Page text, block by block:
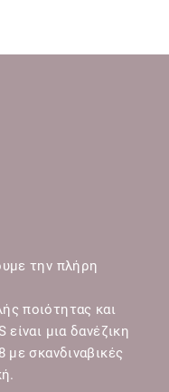
την πλήρη
ποιότητας και
μια δανέζικη
με σκανδιναβικές